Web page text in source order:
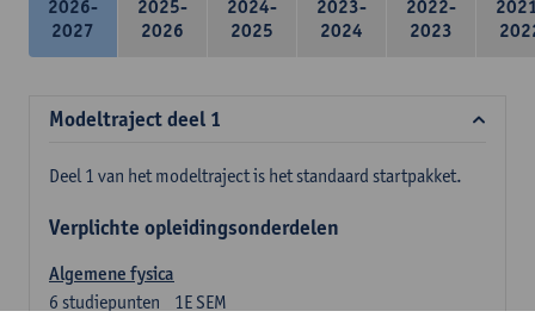
2026-
2027
2025-
2026
2024-
2025
2023-
2024
2022-
2023
Modeltraject deel 1
Deel 1 van het modeltraject is het standaard startpakket.
Verplichte opleidingsonderdelen
Algemene fysica
1E SEM
6 studiepunten